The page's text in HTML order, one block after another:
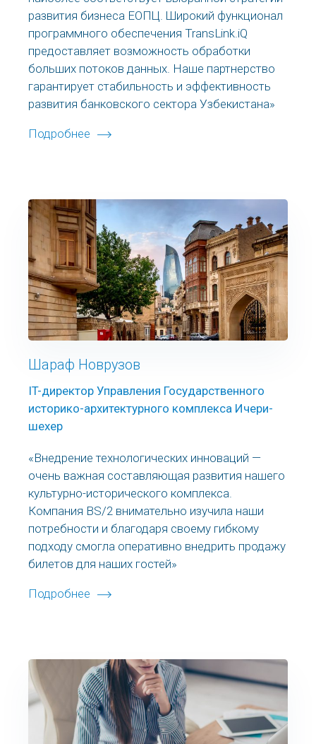
развития бизнеса ЕОПЦ. Широкий функционал
программного обеспечения TransLink.iQ
предоставляет возможность обработки
больших потоков данных. Наше партнерство
гарантирует стабильность и эффективность
развития банковского сектора Узбекистана»
Подробнее
Шараф Новрузов
IT-директор Управления Государственного
историко-архитектурного комплекса Ичери-
шехер
«Внедрение технологических инноваций —
очень важная составляющая развития нашего
культурно-исторического комплекса.
Компания BS/2 внимательно изучила наши
потребности и благодаря своему гибкому
подходу смогла оперативно внедрить продажу
билетов для наших гостей»
Подробнее